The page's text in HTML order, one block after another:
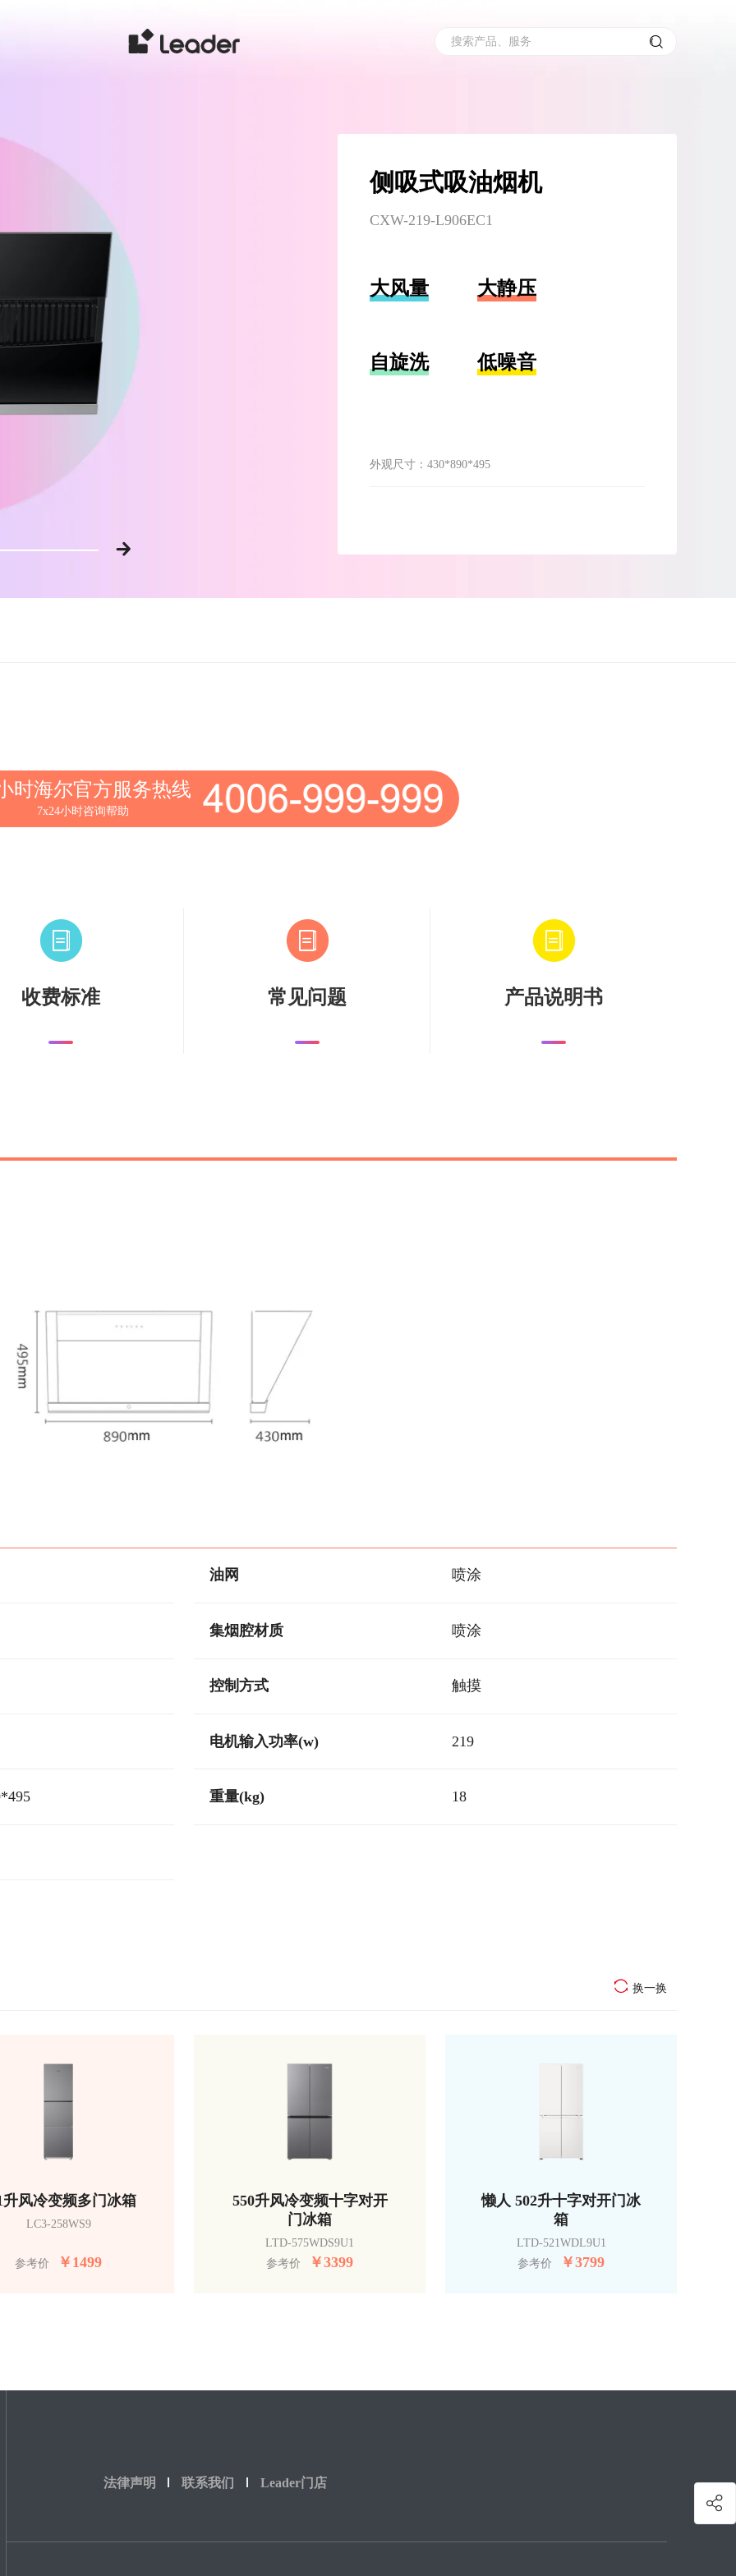
搜索产品、服务
侧吸式吸油烟机
CXW-219-L906EC1
大风量 大静压
自旋洗 低噪音
外观尺寸：430*890*495
时海尔官方服务热线
7x24小时咨询帮助
收费标准 常见问题 产品说明书
油网 喷涂
集烟腔材质 喷涂
控制方式 触摸
电机输入功率(w) 219
重量(kg) 18
换一换
升风冷变频多门冰箱
LC3-258WS9
参考价 ￥ 1499
550升风冷变频十字对开
门冰箱
LTD-575WDS9U1
参考价
￥3399
懒人 502升十字对开门冰
箱
LTD-521WDL9U1
参考价
￥3799
法律声明 联系我们 Leader门店